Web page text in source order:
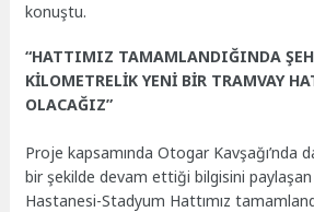
konuştu.
“HATTIMIZ TAMAMLANDIĞINDA
KİLOMETRELİK YENİ BİR TRAMVAY
OLACAĞIZ”
Proje kapsamında Otogar Kavşağı’nda
bir şekilde devam ettiği bilgisini
Hastanesi-Stadyum Hattımız